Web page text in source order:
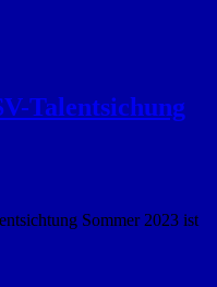
Talentsichung
Sommer 2023 ist